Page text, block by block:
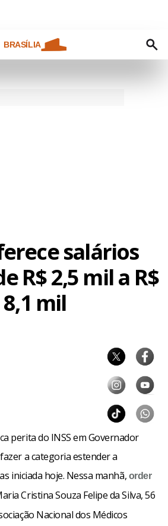
BRASÍLIA
salários
R$ 2,5 mil a R$
8,1 mil
perita do INSS em Governador
a categoria estender a
iniciada hoje. Nessa manhã, order
Cristina Souza Felipe da Silva, 56
Nacional dos Médicos